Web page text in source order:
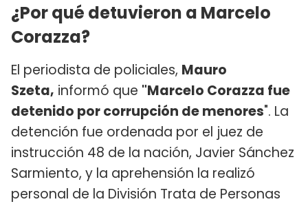
¿Por qué detuvieron a Marcelo
Corazza?
El periodista de policiales, Mauro
Szeta, informó que "Marcelo Corazza fue
detenido por corrupción de menores". La
detención fue ordenada por el juez de
instrucción 48 de la nación, Javier Sánchez
Sarmiento, y la aprehensión la realizó
personal de la División Trata de Personas